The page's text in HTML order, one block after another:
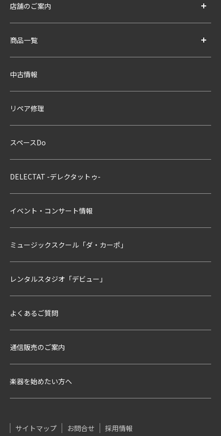
店舗のご案内
商品一覧
中古情報
リペア修理
スペースDo
DELECTAT -デレクタットゥ-
イベント・コンサート情報
ミュージックスクール「ダ・カーポ」
レンタルスタジオ「デビュー」
よくあるご質問
通信販売のご案内
楽器を始めたい方へ
サイトマップ お問合せ 採用情報